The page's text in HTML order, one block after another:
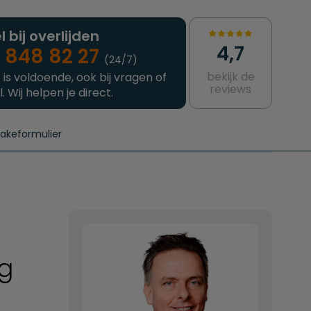
bij overlijden
82 27 (24/7)
voldoende, ook bij vragen of
Wij helpen je direct.
4,7
bekijk de
reviews